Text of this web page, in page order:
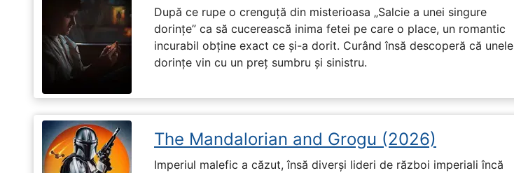
După ce rupe o crenguță din misterioasa „Salcie a unei singure
dorințe” ca să cucerească inima fetei pe care o place, un romantic
incurabil obține exact ce și-a dorit. Curând însă descoperă că unele
dorințe vin cu un preț sumbru și sinistru.
The Mandalorian and Grogu (2026)
Imperiul malefic a căzut, însă diverși lideri de război imperiali încă